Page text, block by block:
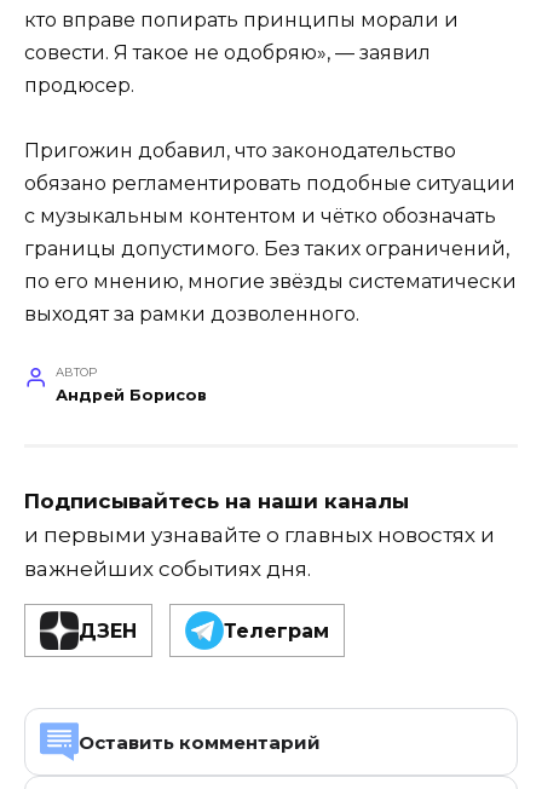
кто вправе попирать принципы морали и
совести. Я такое не одобряю», — заявил
продюсер.
Пригожин добавил, что законодательство
обязано регламентировать подобные ситуации
с музыкальным контентом и чётко обозначать
границы допустимого. Без таких ограничений,
по его мнению, многие звёзды систематически
выходят за рамки дозволенного.
АВТОР
Андрей Борисов
Подписывайтесь на наши каналы
и первыми узнавайте о главных новостях и
важнейших событиях дня.
ДЗЕН Телеграм
Оставить комментарий